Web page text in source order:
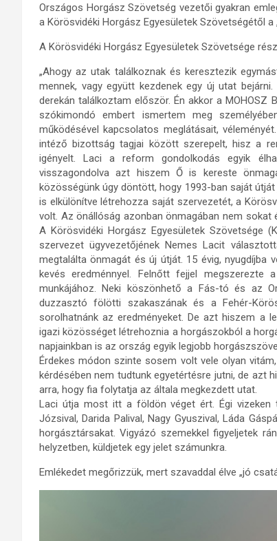
Országos Horgász Szövetség vezetői gyakran
a Körösvidéki Horgász Egyesületek Szövetségétől
A Körösvidéki Horgász Egyesületek Szövetsége
„Ahogy az utak találkoznak és keresztezik
mennek, vagy együtt kezdenek egy új utat
derekán találkoztam először. Én akkor a
szókimondó embert ismertem meg
működésével kapcsolatos meglátásait,
intéző bizottság tagjai között szerepelt, hisz a
igényelt. Laci a reform gondolkodás egyik
visszagondolva azt hiszem Ő is kereste
közösségünk úgy döntött, hogy 1993-ban saját
is elkülönítve létrehozza saját szervezetét, a
volt. Az önállóság azonban önmagában nem
A Körösvidéki Horgász Egyesületek Szövetsége
szervezet ügyvezetőjének Nemes Lacit
megtalálta önmagát és új útját. 15 évig, nyugdíjba
kevés eredménnyel. Felnőtt fejjel
munkájához. Neki köszönhető a Fás-tó és az
duzzasztó fölötti szakaszának és a Fehér-
sorolhatnánk az eredményeket. De azt hiszem a
igazi közösséget létrehoznia a horgászokból a
napjainkban is az ország egyik legjobb
Érdekes módon szinte sosem volt vele olyan
kérdésében nem tudtunk egyetértésre jutni, de azt
arra, hogy fia folytatja az általa megkezdett utat.
Laci útja most itt a földön véget ért. Égi vizeken
Józsival, Darida Palival, Nagy Gyuszival, Láda
horgásztársakat. Vigyázó szemekkel figyeljetek
helyzetben, küldjetek egy jelet számunkra.
Emlékedet megőrizzük, mert szavaddal élve „jó